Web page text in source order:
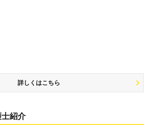
詳しくはこちら
紹介